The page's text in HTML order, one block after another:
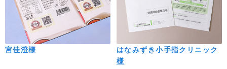
宮佳澄様
はなみずき小手指クリニック
様